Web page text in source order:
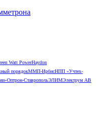
Watt PowerHaydon
порядокММП-ИрбисНПП «Учтех-
Оптрон-СтавропольЭЛИМЭлектрум АВ